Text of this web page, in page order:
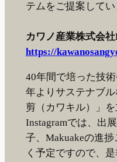
テムをご提案してい
カワノ産業株式会
https://
40年間で培った技
年よりサステナブ
剪（カワキル）」を
Instagramでは、出
子、Makuakeの進
く予定ですので、